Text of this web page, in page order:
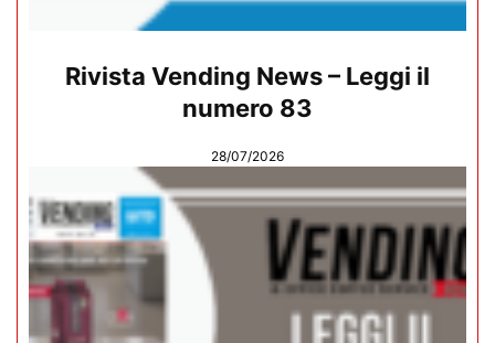
Rivista Vending News – Leggi il
numero 83
28/07/2026